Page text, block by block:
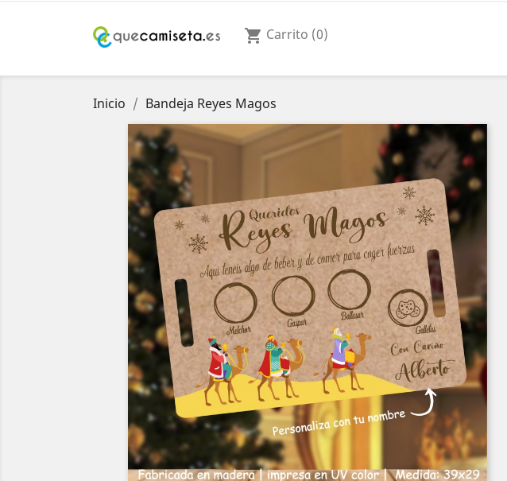
shopping_cart Carrito (0)
Inicio Bandeja Reyes Magos